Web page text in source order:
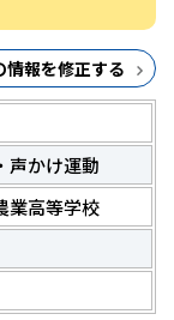
情報を修正する
声かけ運動
業高等学校